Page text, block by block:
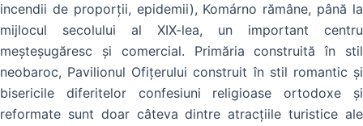
incendii de proporții, epidemii), Komárno rămâne, până la
mijlocul secolului al XIX-lea, un important centru
meșteșugăresc și comercial. Primăria construită în stil
neobaroc, Pavilionul Ofițerului construit în stil romantic și
bisericile diferitelor confesiuni religioase ortodoxe și
reformate sunt doar câteva dintre atracțiile turistice ale